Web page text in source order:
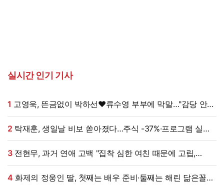
실시간 인기 기사
1
될 여자, 계속 명품 사 나를텐데"
2
'날벼락' (미우새)
3전현무, 과거 연애 고백 "집착 심한 여친 때문에 고립,
친구들이 연락 끊어" (내사패)
4